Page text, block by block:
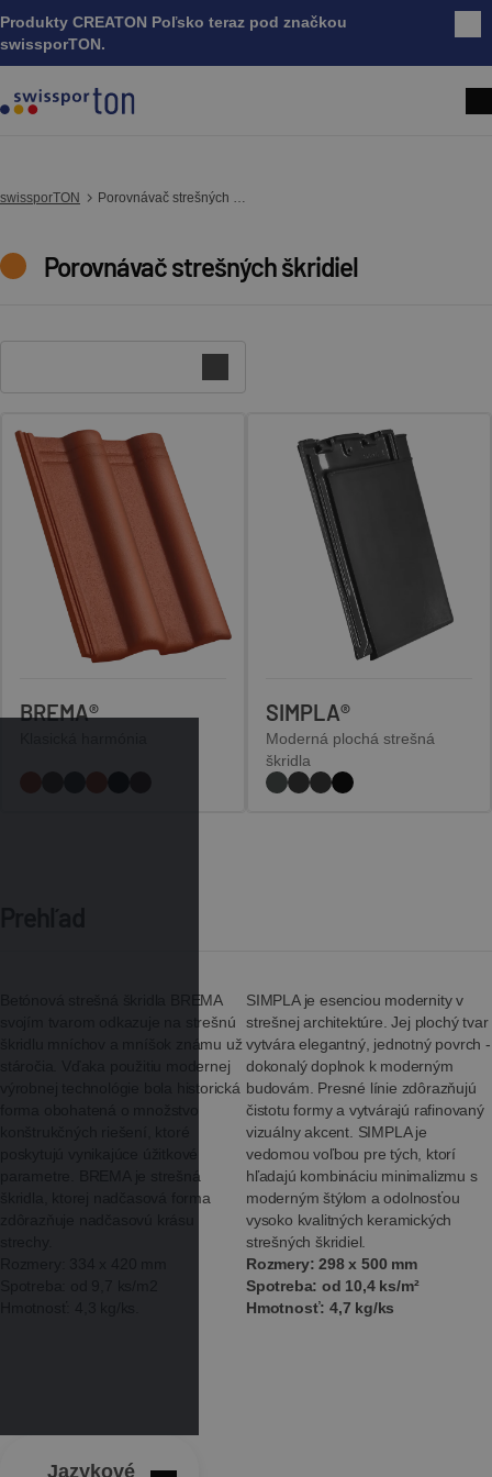
Produkty CREATON Poľsko teraz pod značkou
swissporTON.
swissporTON Porovnávač strešných škridiel
Porovnávač strešných škridiel
BREMA® SIMPLA®
Moderná plochá strešná
škridla
Betónová strešná škridla BREMA
svojím tvarom odkazuje na strešnú
škridlu mníchov a mníšok známu už
stáročia. Vďaka použitiu modernej
výrobnej technológie bola historická
parametre. BREMA je strešná
škridla, ktorej nadčasová forma
SIMPLA je esenciou modernity v
strešnej architektúre. Jej plochý tvar
vytvára elegantný, jednotný povrch -
dokonalý doplnok k moderným
budovám. Presné línie zdôrazňujú
čistotu formy a vytvárajú rafinovaný
vizuálny akcent. SIMPLA je
vedomou voľbou pre tých, ktorí
hľadajú kombináciu minimalizmu s
moderným štýlom a odolnosťou
vysoko kvalitných keramických
strešných škridiel.
Rozmery: 298 x 500 mm
Spotreba: od 10,4 ks/m²
Hmotnosť: 4,7 kg/ks
Jazykové